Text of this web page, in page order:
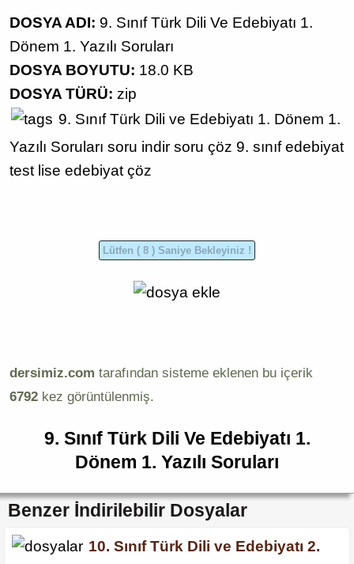
DOSYA ADI: 9. Sınıf Türk Dili Ve Edebiyatı 1.
Dönem 1. Yazılı Soruları
DOSYA BOYUTU: 18.0 KB
DOSYA TÜRÜ: zip
9. Sınıf Türk Dili ve Edebiyatı 1. Dönem 1.
Yazılı Soruları soru indir soru çöz 9. sınıf edebiyat
test lise edebiyat çöz
dersimiz.com tarafından sisteme eklenen bu içerik
6792 kez görüntülenmiş.
9. Sınıf Türk Dili Ve Edebiyatı 1.
Dönem 1. Yazılı Soruları
Benzer İndirilebilir Dosyalar
10. Sınıf Türk Dili ve Edebiyatı 2.